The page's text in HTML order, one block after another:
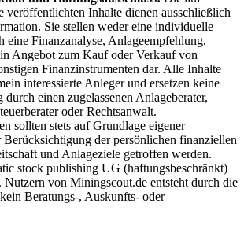
veröffentlichten Inhalte dienen ausschließlich
Sie stellen weder eine individuelle
eine Finanzanalyse, Anlageempfehlung,
Angebot zum Kauf oder Verkauf von
Finanzinstrumenten dar. Alle Inhalte
interessierte Anleger und ersetzen keine
einen zugelassenen Anlageberater,
oder Rechtsanwalt.
sollten stets auf Grundlage eigener
Berücksichtigung der persönlichen finanziellen
und Anlageziele getroffen werden.
stock publishing UG (haftungsbeschränkt)
Nutzern von Miningscout.de entsteht durch die
Beratungs-, Auskunfts- oder